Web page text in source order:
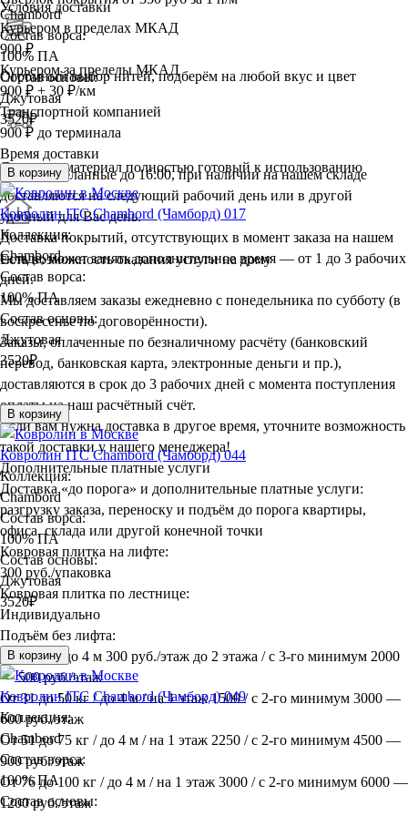
Огромный выбор нитей, подберём на любой вкус и цвет
Доставим материал полностью готовый к использованию
Есть возможность оказания услуги на дому
Условия доставки
Курьером в пределах МКАД
900 ₽
Курьером за пределы МКАД
900 ₽ + 30 ₽/км
Транспортной компанией
900 ₽ до терминала
Время доставки
Заказы, сделанные до 16:00, при наличии на нашем складе
доставляются на следующий рабочий день или в другой
удобный для Вас день.
Доставка покрытий, отсутствующих в момент заказа на нашем
складе, может занять дополнительное время — от 1 до 3 рабочих
дней.
Мы доставляем заказы ежедневно с понедельника по субботу (в
воскресенье по договорённости).
Заказы, оплаченные по безналичному расчёту (банковский
перевод, банковская карта, электронные деньги и пр.),
доставляются в срок до 3 рабочих дней с момента поступления
оплаты на наш расчётный счёт.
Если вам нужна доставка в другое время, уточните возможность
такой доставки у нашего менеджера!
Дополнительные платные услуги
Доставка «до порога» и дополнительные платные услуги:
разгрузку заказа, переноску и подъём до порога квартиры,
офиса, склада или другой конечной точки
Ковровая плитка на лифте:
300 руб./упаковка
Ковровая плитка по лестнице:
Индивидуально
Подъём без лифта:
До 30 кг / до 4 м 300 руб./этаж до 2 этажа / с 3-го минимум 2000
— 500 руб./этаж
От 31 до 50 кг / до 4 м / на 1 этаж 1500 / с 2-го минимум 3000 —
600 руб./этаж
От 51 до 75 кг / до 4 м / на 1 этаж 2250 / с 2-го минимум 4500 —
900 руб./этаж
От 76 до 100 кг / до 4 м / на 1 этаж 3000 / с 2-го минимум 6000 —
1200 руб./этаж
Chambord
Состав ворса:
100% ПА
Состав основы:
Джутовая
3520₽
В корзину
Ковролин ITC Chambord (Чамборд) 017
Коллекция:
Chambord
Состав ворса:
100% ПА
Состав основы:
Джутовая
3520₽
В корзину
Ковролин ITC Chambord (Чамборд) 044
Коллекция:
Chambord
Состав ворса:
100% ПА
Состав основы:
Джутовая
3520₽
В корзину
Ковролин ITC Chambord (Чамборд) 049
Коллекция:
Chambord
Состав ворса:
100% ПА
Состав основы: